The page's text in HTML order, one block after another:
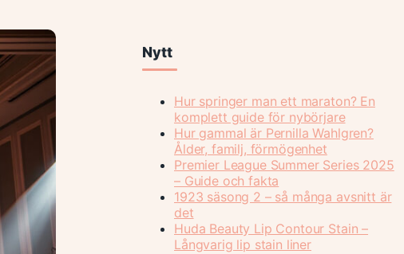
Nytt
Hur springer man ett maraton? En
komplett guide för nybörjare
Hur gammal är Pernilla Wahlgren?
Ålder, familj, förmögenhet
Premier League Summer Series 2025
– Guide och fakta
1923 säsong 2 – så många avsnitt är
det
Huda Beauty Lip Contour Stain –
Långvarig lip stain liner